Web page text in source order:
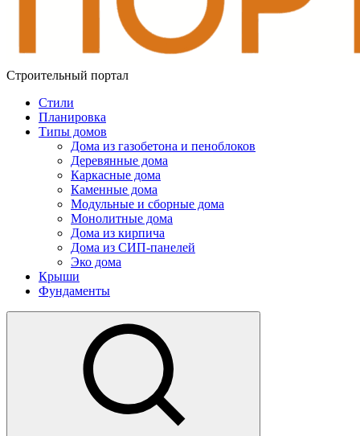
Строительный портал
Стили
Планировка
Типы домов
Дома из газобетона и пеноблоков
Деревянные дома
Каркасные дома
Каменные дома
Модульные и сборные дома
Монолитные дома
Дома из кирпича
Дома из СИП-панелей
Эко дома
Крыши
Фундаменты